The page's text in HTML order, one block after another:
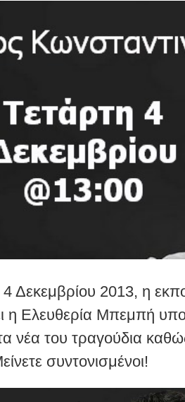
Δεκεμβρίου 2013, η
η Ελευθερία Μπεμπή
νέα του τραγούδια
συντονισμένοι!